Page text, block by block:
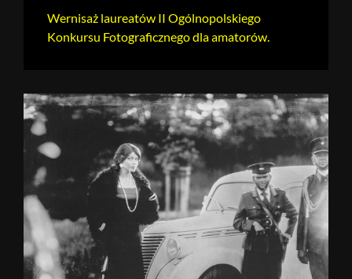
Wernisaż laureatów II Ogólnopolskiego
Konkursu Fotograficznego dla amatorów.